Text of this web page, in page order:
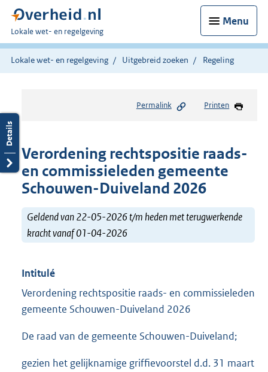
Menu
U
bent
hier:
Lokale wet- en regelgeving
Lokale wet- en regelgeving Uitgebreid zoeken Regeling
Permalink Printen
Verordening rechtspositie raads-
en commissieleden gemeente
Schouwen-Duiveland 2026
Geldend van 22-05-2026 t/m heden met terugwerkende
kracht vanaf 01-04-2026
Intitulé
Verordening rechtspositie raads- en commissieleden
gemeente Schouwen-Duiveland 2026
De raad van de gemeente Schouwen-Duiveland;
gezien het gelijknamige griffievoorstel d.d. 31 maart